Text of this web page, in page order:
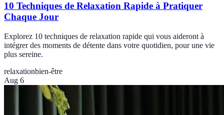
10 Techniques de Relaxation Rapide à Pratiquer
Chaque Jour
Explorez 10 techniques de relaxation rapide qui vous aideront à
intégrer des moments de détente dans votre quotidien, pour une vie
plus sereine.
relaxationbien-être
Aug 6